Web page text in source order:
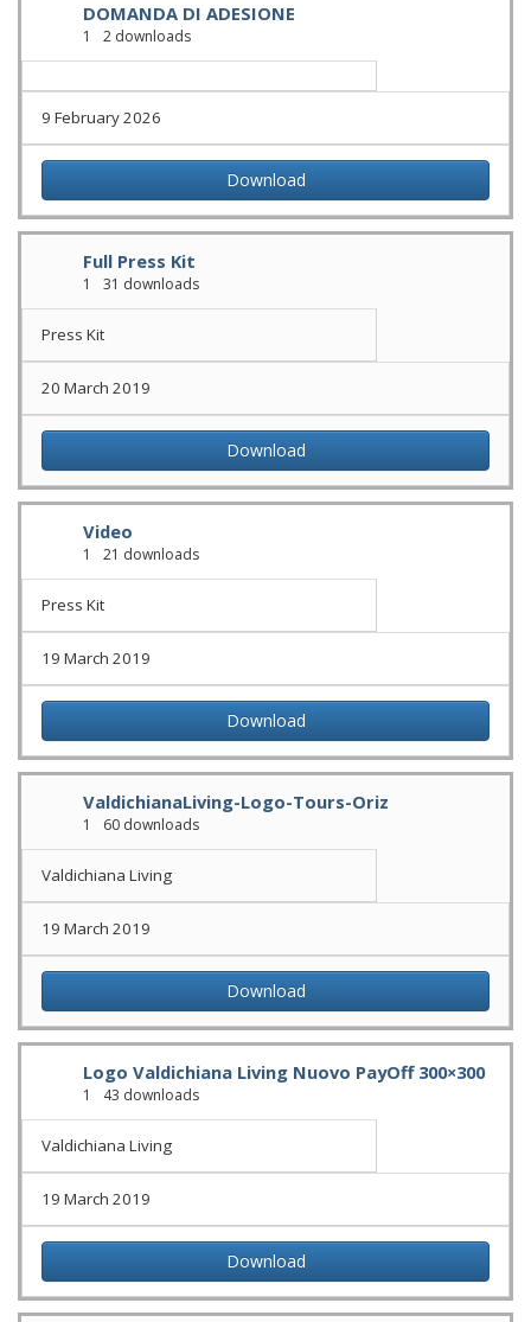
DOMANDA DI ADESIONE
1 2 downloads
9 February 2026
Download
Full Press Kit
1 31 downloads
Press Kit
20 March 2019
Download
Video
1 21 downloads
Press Kit
19 March 2019
Download
ValdichianaLiving-Logo-Tours-Oriz
1 60 downloads
Valdichiana Living
19 March 2019
Download
Logo Valdichiana Living Nuovo PayOff 300×300
1 43 downloads
Valdichiana Living
19 March 2019
Download